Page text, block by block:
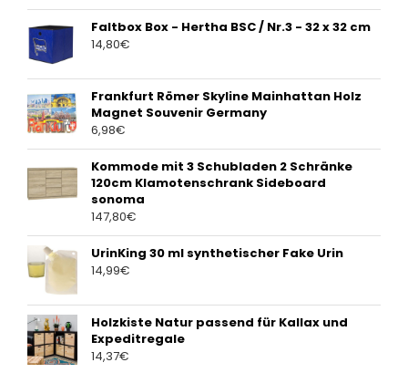
Faltbox Box - Hertha BSC / Nr.3 - 32 x 32 cm
14,80€
Frankfurt Römer Skyline Mainhattan Holz
Magnet Souvenir Germany
6,98€
Kommode mit 3 Schubladen 2 Schränke
120cm Klamotenschrank Sideboard
sonoma
147,80€
UrinKing 30 ml synthetischer Fake Urin
14,99€
Holzkiste Natur passend für Kallax und
Expeditregale
14,37€